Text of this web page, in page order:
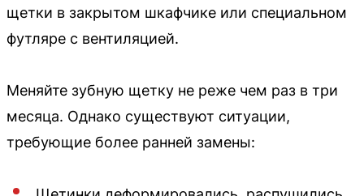
щетки в закрытом шкафчике или специальном
футляре с вентиляцией.
Меняйте зубную щетку не реже чем раз в три
месяца. Однако существуют ситуации,
требующие более ранней замены: